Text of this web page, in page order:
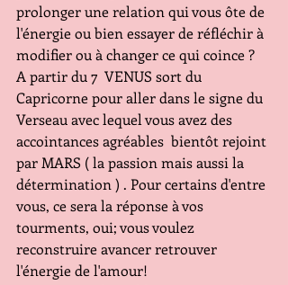
prolonger une relation qui vous ôte de
l'énergie ou bien essayer de réfléchir à
modifier ou à changer ce qui coince ?
A partir du 7  VENUS sort du
Capricorne pour aller dans le signe du
Verseau avec lequel vous avez des
accointances agréables  bientôt rejoint
par MARS ( la passion mais aussi la
détermination ) . Pour certains d'entre
vous, ce sera la réponse à vos
tourments, oui; vous voulez
reconstruire avancer retrouver
l'énergie de l'amour!